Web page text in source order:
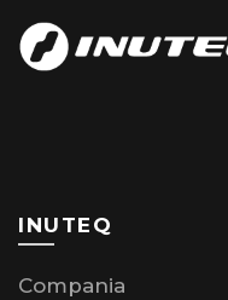
INUTEQ
Compania